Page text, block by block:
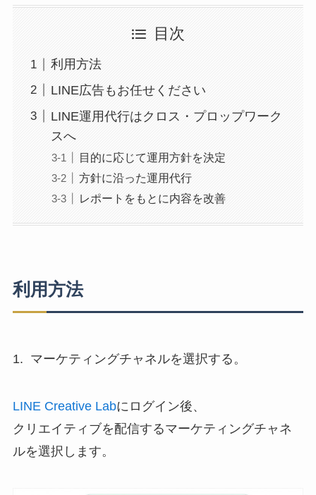
目次
利用方法
LINE広告もお任せください
LINE運用代行はクロス・プロップワーク
スへ
目的に応じて運用方針を決定
方針に沿った運用代行
レポートをもとに内容を改善
利用方法
1. マーケティングチャネルを選択する。
LINE Creative Labにログイン後、
クリエイティブを配信するマーケティングチャネ
ルを選択します。